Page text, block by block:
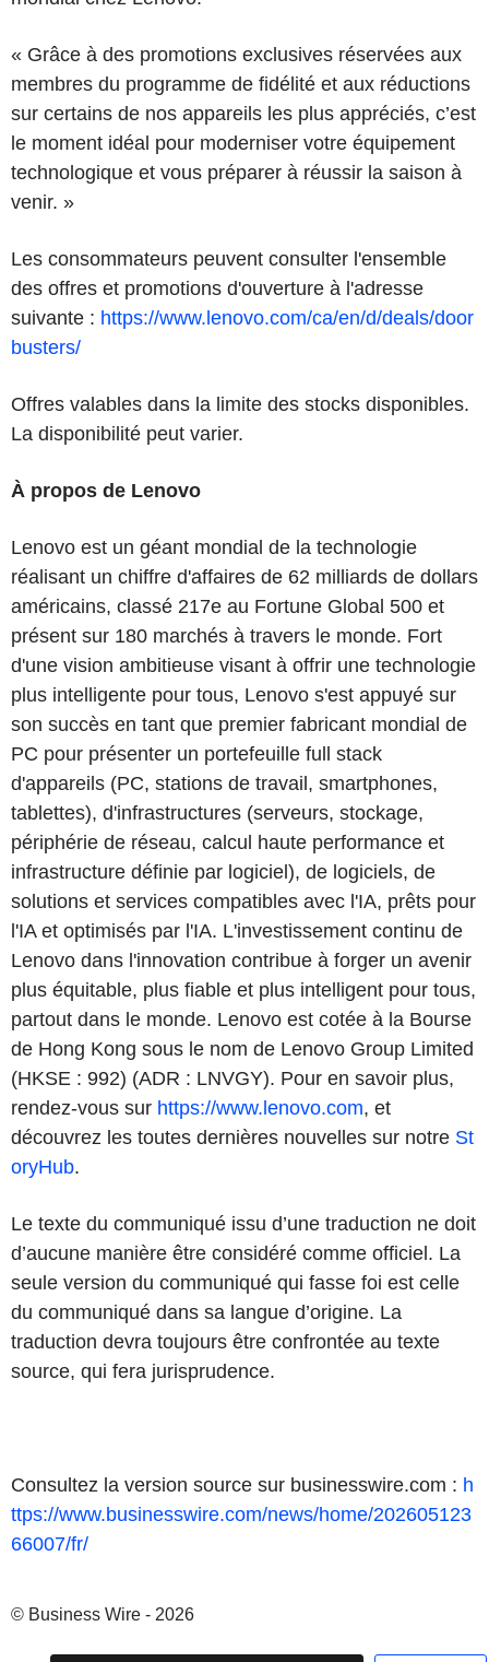
« Grâce à des promotions exclusives réservées aux
membres du programme de fidélité et aux réductions
sur certains de nos appareils les plus appréciés, c’est
le moment idéal pour moderniser votre équipement
technologique et vous préparer à réussir la saison à
venir. »
Les consommateurs peuvent consulter l'ensemble
des offres et promotions d'ouverture à l'adresse
suivante : https://www.lenovo.com/ca/en/d/deals/door
busters/
Offres valables dans la limite des stocks disponibles.
La disponibilité peut varier.
À propos de Lenovo
Lenovo est un géant mondial de la technologie
réalisant un chiffre d'affaires de 62 milliards de dollars
américains, classé 217e au Fortune Global 500 et
présent sur 180 marchés à travers le monde. Fort
d'une vision ambitieuse visant à offrir une technologie
plus intelligente pour tous, Lenovo s'est appuyé sur
son succès en tant que premier fabricant mondial de
PC pour présenter un portefeuille full stack
d'appareils (PC, stations de travail, smartphones,
tablettes), d'infrastructures (serveurs, stockage,
périphérie de réseau, calcul haute performance et
infrastructure définie par logiciel), de logiciels, de
solutions et services compatibles avec l'IA, prêts pour
l'IA et optimisés par l'IA. L'investissement continu de
Lenovo dans l'innovation contribue à forger un avenir
plus équitable, plus fiable et plus intelligent pour tous,
partout dans le monde. Lenovo est cotée à la Bourse
de Hong Kong sous le nom de Lenovo Group Limited
(HKSE : 992) (ADR : LNVGY). Pour en savoir plus,
rendez-vous sur https://www.lenovo.com, et
découvrez les toutes dernières nouvelles sur notre St
oryHub.
Le texte du communiqué issu d’une traduction ne doit
d’aucune manière être considéré comme officiel. La
seule version du communiqué qui fasse foi est celle
du communiqué dans sa langue d’origine. La
traduction devra toujours être confrontée au texte
source, qui fera jurisprudence.
Consultez la version source sur businesswire.com : h
ttps://www.businesswire.com/news/home/202605123
66007/fr/
© Business Wire - 2026